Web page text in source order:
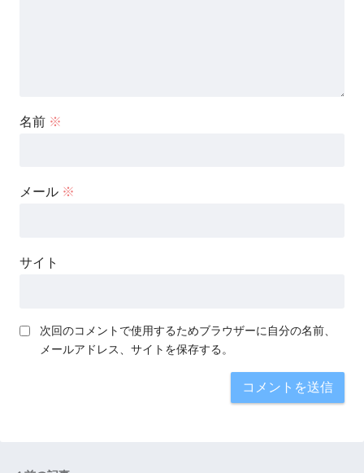
名前 ※
メール ※
サイト
次回のコメントで使用するためブラウザーに自分の名前、
メールアドレス、サイトを保存する。